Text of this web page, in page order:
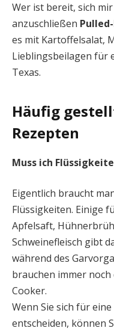
Wer ist bereit, sich
anzuschließen
es mit Kartoffelsalat,
Lieblingsbeilagen für
Texas.
Häufig
Rezepten
Muss ich
Eigentlich braucht
Flüssigkeiten. Einige
Apfelsaft,
Schweinefleisch gibt
während des
brauchen immer
Cooker.
Wenn Sie sich für
entscheiden, können